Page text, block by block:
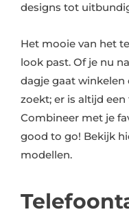
designs tot
Het mooie van het
look past. Of je nu
dagje gaat winkelen
zoekt; er is altijd
Combineer met je
good to go! Bekijk
modellen.